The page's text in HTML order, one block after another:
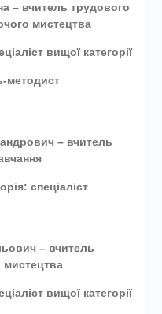
– вчитель трудового
мистецтва
вищої категорії
методист
– вчитель
спеціаліст
– вчитель
мистецтва
вищої категорії